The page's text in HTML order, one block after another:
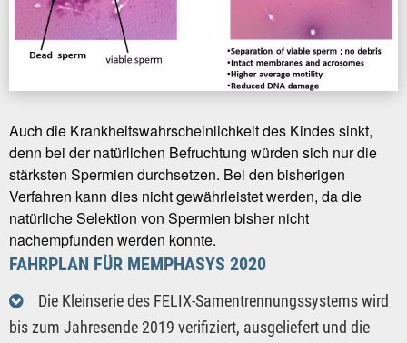
Auch die Krankheitswahrscheinlichkeit des Kindes sinkt,
denn bei der natürlichen Befruchtung würden sich nur die
stärksten Spermien durchsetzen. Bei den bisherigen
Verfahren kann dies nicht gewährleistet werden, da die
natürliche Selektion von Spermien bisher nicht
nachempfunden werden konnte.
FAHRPLAN FÜR MEMPHASYS 2020
Die Kleinserie des FELIX-Samentrennungssystems wird
bis zum Jahresende 2019 verifiziert, ausgeliefert und die